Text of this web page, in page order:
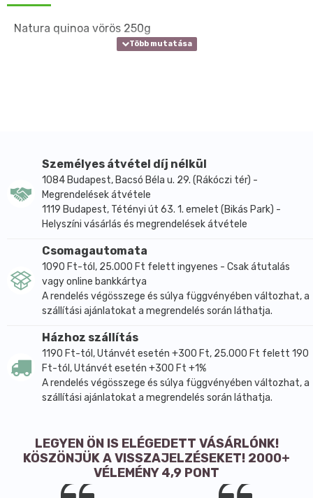
Natura quinoa vörös 250g
Személyes átvétel díj nélkül
1084 Budapest, Bacsó Béla u. 29. (Rákóczi tér) -
Megrendelések átvétele
1119 Budapest, Tétényi út 63. 1. emelet (Bikás Park) -
Helyszíni vásárlás és megrendelések átvétele
Csomagautomata
1090 Ft-tól, 25.000 Ft felett ingyenes - Csak átutalás
vagy online bankkártya
A rendelés végösszege és súlya függvényében változhat, a
szállítási ajánlatokat a megrendelés során láthatja.
Házhoz szállítás
1190 Ft-tól, Utánvét esetén +300 Ft, 25.000 Ft felett 190
Ft-tól, Utánvét esetén +300 Ft +1%
A rendelés végösszege és súlya függvényében változhat, a
szállítási ajánlatokat a megrendelés során láthatja.
LEGYEN ÖN IS ELÉGEDETT VÁSÁRLÓNK!
KÖSZÖNJÜK A VISSZAJELZÉSEKET! 2000+
VÉLEMÉNY 4,9 PONT